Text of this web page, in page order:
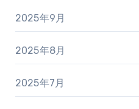
2025年9月
2025年8月
2025年7月